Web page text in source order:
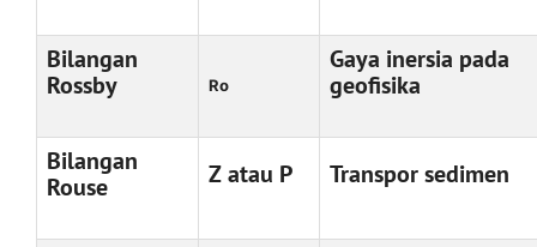
Bilangan
Rossby
Ro
Gaya inersia pada
geofisika
Bilangan
Rouse
Z atau P Transpor sedimen